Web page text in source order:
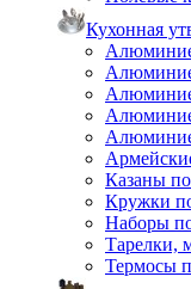
Кухонная
Казаны
Кружки
Наборы
Тарелки,
Термосы